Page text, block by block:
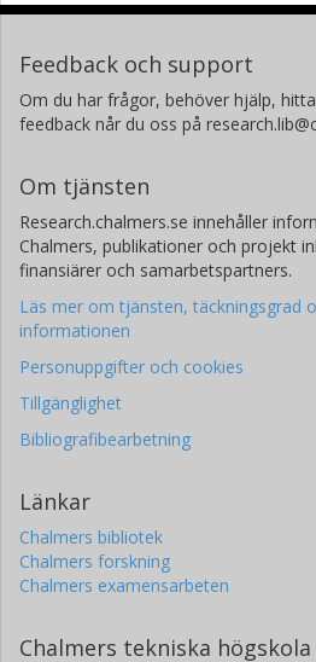
Feedback och support
Om du har frågor, behöver hjälp,
feedback når du oss på
Om tjänsten
Research.chalmers.se innehåller
Chalmers, publikationer och projekt
finansiärer och samarbetspartners.
Läs mer om tjänsten, täckningsgrad
informationen
Personuppgifter och cookies
Tillgänglighet
Bibliografibearbetning
Länkar
Chalmers bibliotek
Chalmers forskning
Chalmers examensarbeten
Chalmers tekniska högskola